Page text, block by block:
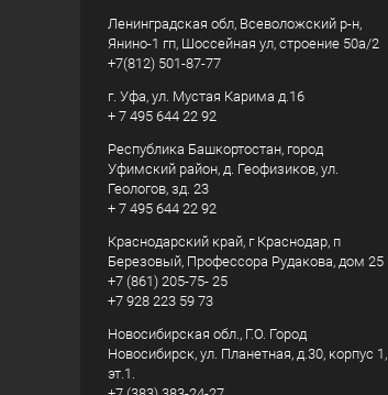
Ленинградская обл, Всеволожский р-н,
Янино-1 гп, Шоссейная ул, строение 50а/2
+7(812) 501-87-77
г. Уфа, ул. Мустая Карима д.16
+ 7 495 644 22 92
Республика Башкортостан, город
Уфимский район, д. Геофизиков, ул.
Геологов, зд. 23
+ 7 495 644 22 92
Краснодарский край, г Краснодар, п
Березовый, Профессора Рудакова, дом 25
+7 (861) 205-75- 25
+7 928 223 59 73
Новосибирская обл., Г.О. Город
Новосибирск, ул. Планетная, д.30, корпус 1,
эт.1.